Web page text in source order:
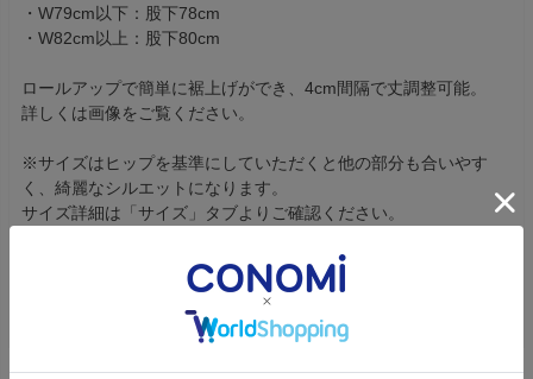
・W79cm以下：股下78cm
・W82cm以上：股下80cm
ロールアップで簡単に裾上げができ、4cm間隔で丈調整可能。
詳しくは画像をご覧ください。
※サイズはヒップを基準にしていただくと他の部分も合いやす
く、綺麗なシルエットになります。
サイズ詳細は「サイズ」タブよりご確認ください。